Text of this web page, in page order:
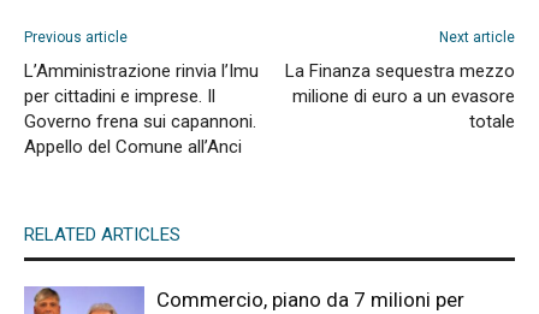
Previous article
L’Amministrazione rinvia l’Imu
per cittadini e imprese. Il
Governo frena sui capannoni.
Appello del Comune all’Anci
Next article
La Finanza sequestra mezzo
milione di euro a un evasore
totale
RELATED ARTICLES
Commercio, piano da 7 milioni per